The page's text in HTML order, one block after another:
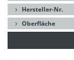
Hersteller-Nr.
Oberfläche